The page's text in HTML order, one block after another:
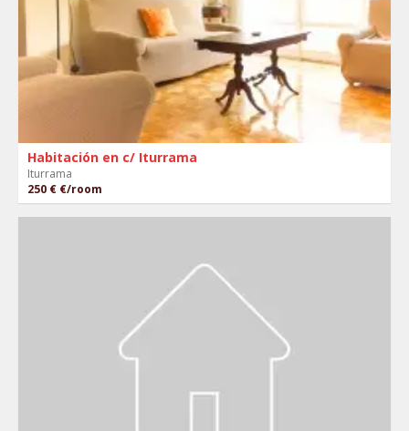
Habitación en c/ Iturrama
Iturrama
250 € €/room